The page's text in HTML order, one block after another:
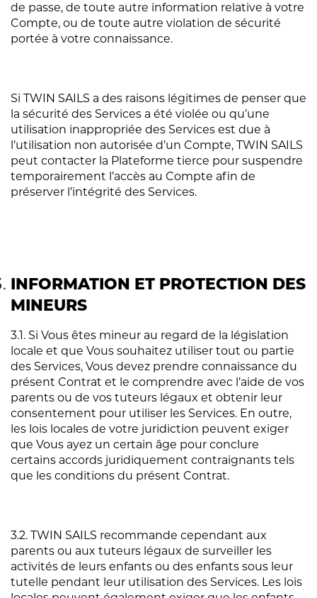
de passe, de toute autre information relative à votre
Compte, ou de toute autre violation de sécurité
portée à votre connaissance.
Si TWIN SAILS a des raisons légitimes de penser que
la sécurité des Services a été violée ou qu’une
utilisation inappropriée des Services est due à
l’utilisation non autorisée d’un Compte, TWIN SAILS
peut contacter la Plateforme tierce pour suspendre
temporairement l’accès au Compte afin de
préserver l’intégrité des Services.
INFORMATION ET PROTECTION DES
MINEURS
3.1. Si Vous êtes mineur au regard de la législation
locale et que Vous souhaitez utiliser tout ou partie
des Services, Vous devez prendre connaissance du
présent Contrat et le comprendre avec l’aide de vos
parents ou de vos tuteurs légaux et obtenir leur
consentement pour utiliser les Services. En outre,
les lois locales de votre juridiction peuvent exiger
que Vous ayez un certain âge pour conclure
certains accords juridiquement contraignants tels
que les conditions du présent Contrat.
3.2. TWIN SAILS recommande cependant aux
parents ou aux tuteurs légaux de surveiller les
activités de leurs enfants ou des enfants sous leur
tutelle pendant leur utilisation des Services. Les lois